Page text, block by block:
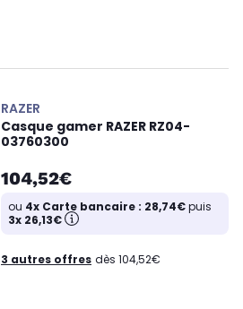
RAZER
Casque gamer RAZER RZ04-
03760300
104,52€
ou 4x Carte bancaire : 28,74€puis
3x 26,13€
3 autres offres dès 104,52€